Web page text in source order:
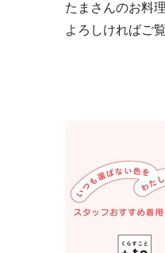
たまさんのお料
よろしければご